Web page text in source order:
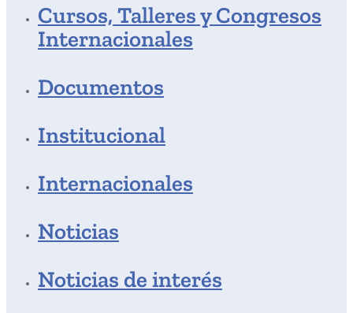
Cursos, Talleres y Congresos
Internacionales
Documentos
Institucional
Internacionales
Noticias
Noticias de interés